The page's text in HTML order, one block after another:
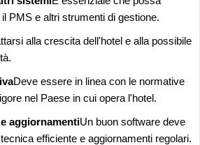
PMS e altri strumenti di gestione.
alla crescita dell'hotel e alla possibile
Deve essere in linea con le normative
nel Paese in cui opera l'hotel.
aggiornamentiUn buon software deve
efficiente e aggiornamenti regolari.